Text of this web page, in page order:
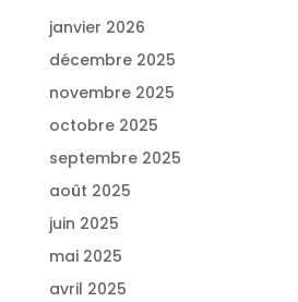
janvier 2026
décembre 2025
novembre 2025
octobre 2025
septembre 2025
août 2025
juin 2025
mai 2025
avril 2025